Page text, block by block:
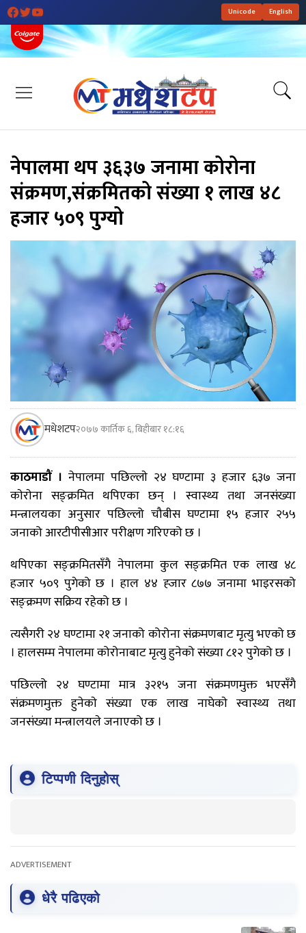
Unicode English
नेपालमा थप ३६३७ जनामा कोरोना
संक्रमण,संक्रमितको संख्या १ लाख ४८
हजार ५०९ पुग्यो
मधेशटप२०७७ कार्तिक ६, बिहीबार १८:१६
काठमाडौं । नेपालमा पछिल्लाे २४ घण्टामा ३ हजार ६३७ जना
काेराेना सङ्क्रमित थपिएका छन् । स्वास्थ्य तथा जनसंख्या
मन्त्रालयका अनुसार पछिल्लो चौबीस घण्टामा १५ हजार २५५
जनाको आरटीपीसीआर परीक्षण गरिएको छ ।
थपिएका सङ्क्रमितसँगै नेपालमा कुल सङ्क्रमित एक लाख ४८
हजार ५०९ पुगेको छ । हाल ४४ ह्जार ८७७ जनामा भाइरसको
सङ्क्रमण सक्रिय रहेको छ ।
त्यसैगरी २४ घण्टामा २१ जनाको कोरोना संक्रमणबाट मृत्यु भएको छ
। हालसम्म नेपालमा कोरोनाबाट मृत्यु हुनेको संख्या ८१२ पुगेको छ ।
पछिल्लो २४ घण्टामा मात्र ३२१५ जना संक्रमणमुक्त भएसँगै
संक्रमणमुक्त हुनेकाे संख्या एक लाख नाघेकाे स्वास्थ्य तथा
जनसंख्या मन्त्रालयले जनाएको छ ।
टिप्पणी दिनुहोस्
ADVERTISEMENT
धेरै पढिएको